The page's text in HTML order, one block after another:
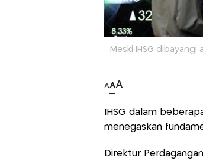
Meski IHSG dibayangi
AAA
IHSG dalam
menegaskan
Direktur